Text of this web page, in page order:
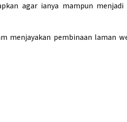
agar ianya mampun
menjayakan pembinaan laman